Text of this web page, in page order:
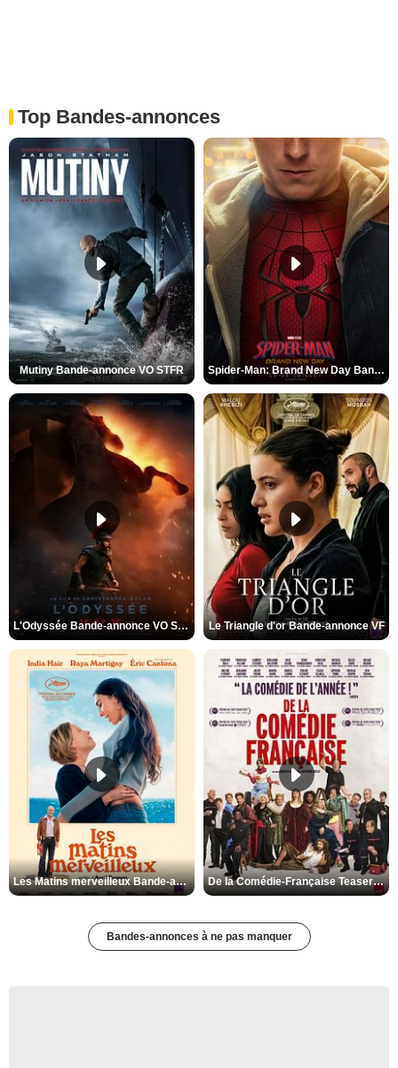
Top Bandes-annonces
Mutiny Bande-annonce VO STFR Spider-Man: Brand New Day Bande-annonce VO STFR
L'Odyssée Bande-annonce VO STFR Le Triangle d'or Bande-annonce VF
Les Matins merveilleux Bande-annonce VF De la Comédie-Française Teaser VF
Bandes-annonces à ne pas manquer